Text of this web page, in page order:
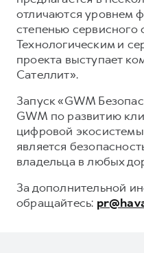
отличаются уровнем
степенью сервисного
Технологическим и
проекта выступает
Сателлит».
Запуск «GWM
GWM по развитию
цифровой
является
владельца в любых
За дополнительной
обращайтесь: